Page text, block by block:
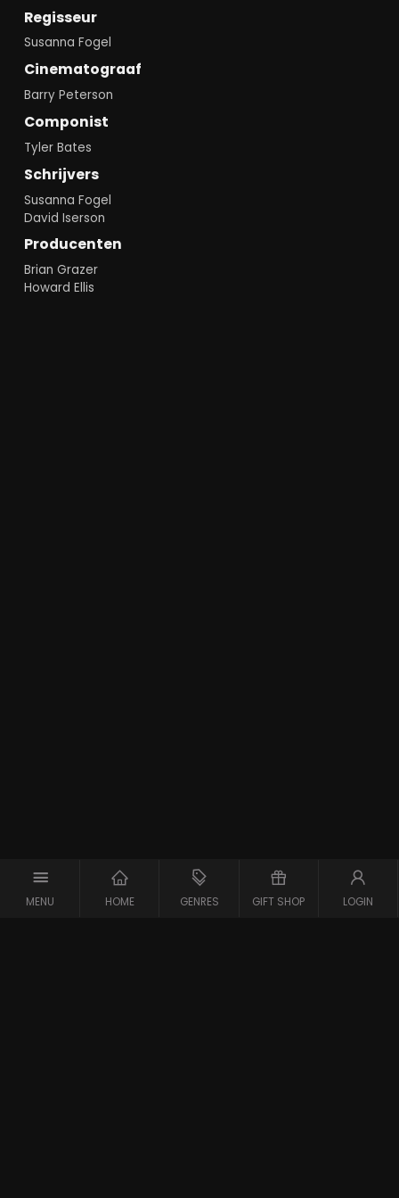
MENU HOME GENRES GIFT SHOP LOGIN
Regisseur
Susanna Fogel
Cinematograaf
Barry Peterson
Componist
Tyler Bates
Schrijvers
Susanna Fogel
David Iserson
Producenten
Brian Grazer
Howard Ellis